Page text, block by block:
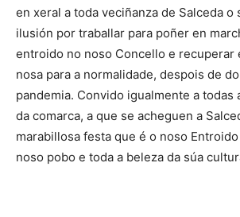
en xeral a toda veciñanza de Salceda o
ilusión por traballar para poñer en
entroido no noso Concello e recuperar
nosa para a normalidade, despois de
pandemia. Convido igualmente a todas
da comarca, a que se acheguen a
marabillosa festa que é o noso
noso pobo e toda a beleza da súa